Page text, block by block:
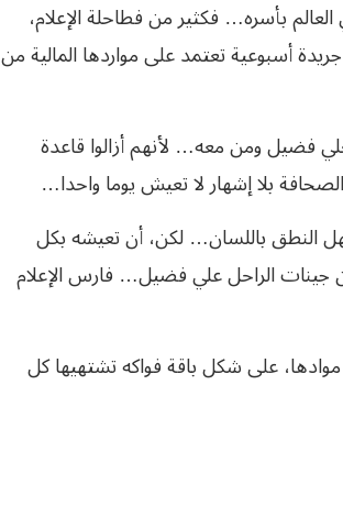
بأسره… فكثير من فطاحلة الإعلام،
أسبوعية تعتمد على مواردها المالية من
فضيل ومن معه… لأنهم أزالوا قاعدة
بلا إشهار لا تعيش يوما واحدا…
العربي 35 عاما… هو عمر سهل النطق باللسان… لكن، أن تعيشه بكل
جينات الراحل علي فضيل… فارس الإعلام
على شكل باقة فواكه تشتهيها كل